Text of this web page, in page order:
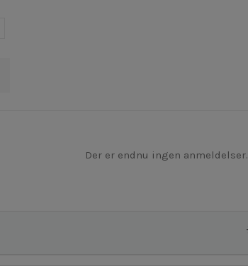
Der er endnu ingen anmeldelser.